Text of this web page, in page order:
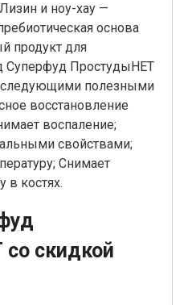
и ноу-хау —
основа
продукт для
Суперфуд ПростудыНЕТ
следующими полезными
восстановление
воспаление;
свойствами;
Снимает
в костях.
скидкой